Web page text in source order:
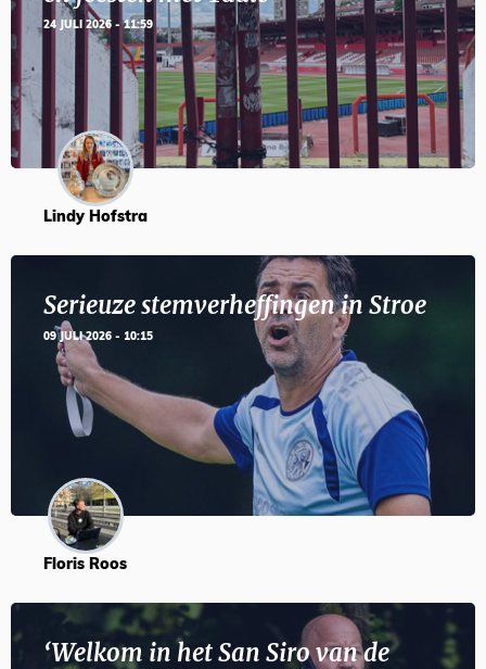
24 JULI 2026 - 11:59
Lindy Hofstra
Serieuze stemverheffingen in Stroe
09 JULI 2026 - 10:15
Floris Roos
‘Welkom in het San Siro van de